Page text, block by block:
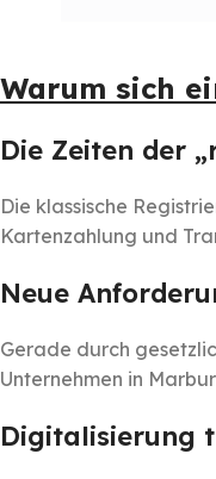
Warum sich
Die Zeiten der
Die klassische
Kartenzahlung und
Neue
Gerade durch
Unternehmen in
Digitalisierung